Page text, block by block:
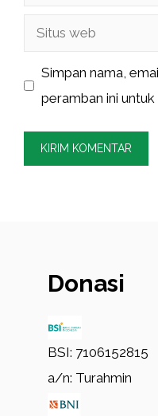
Situs
Simpan nama,
peramban ini
Donasi
BSI: 7106152815
a/n: Turahmin